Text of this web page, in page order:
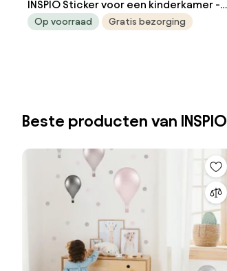
INSPIO Sticker voor een kinderkamer -
Grijs-roze uil
Op voorraad Gratis bezorging
Beste producten van INSPIO